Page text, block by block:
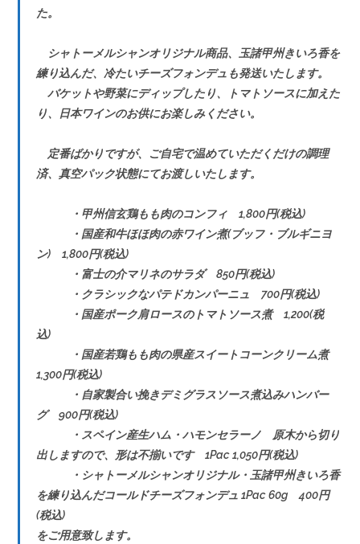
た。
シャトーメルシャンオリジナル商品、玉諸甲州きいろ香を
練り込んだ、冷たいチーズフォンデュも発送いたします。
バケットや野菜にディップしたり、トマトソースに加えた
り、日本ワインのお供にお楽しみください。
定番ばかりですが、ご自宅で温めていただくだけの調理
済、真空パック状態にてお渡しいたします。
・甲州信玄鶏もも肉のコンフィ 1,800円(税込)
・国産和牛ほほ肉の赤ワイン煮(ブッフ・ブルギニヨ
ン) 1,800円(税込)
・富士の介マリネのサラダ 850円(税込)
・クラシックなパテドカンパーニュ 700円(税込)
・国産ポーク肩ロースのトマトソース煮 1,200(税
込)
・国産若鶏もも肉の県産スイートコーンクリーム煮
1,300円(税込)
・自家製合い挽きデミグラスソース煮込みハンバー
グ 900円(税込)
・スペイン産生ハム・ハモンセラーノ 原木から切り
出しますので、形は不揃いです 1Pac 1,050円(税込)
・シャトーメルシャンオリジナル・玉諸甲州きいろ香
を練り込んだコールドチーズフォンデュ 1Pac 60g 400円
(税込)
をご用意致します。